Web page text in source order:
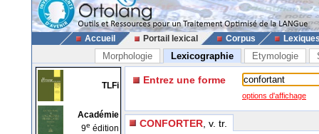
Accueil Portail lexical Corpus
Morphologie Lexicographie Etymologie
TLFi
Académie
9e édition
Entrez une forme
options d'affichage
CONFORTER , v. tr.